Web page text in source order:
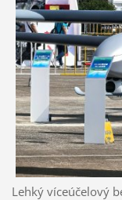
Lehký víceúčelový